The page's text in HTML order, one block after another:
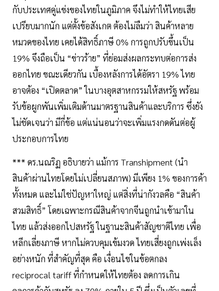
กับประเทศคู่แข่งของไทยในภูมิภาค จึงไม่ทำให้ไทยเสีย
เปรียบมากนัก แต่ตั้งข้อสังเกต ต้องไม่ลืมว่า สินค้าหลาย
หมวดของไทย เคยได้สิทธิ์ภาษี 0% การถูกปรับขึ้นเป็น
19% จึงถือเป็น “ข่าวร้าย” ที่ย่อมส่งผลกระทบต่อการส่ง
ออกไทย ขณะเดียวกัน เบื้องหลังการได้อัตรา 19% ไทย
อาจต้อง “เปิดตลาด” ในบางอุตสาหกรรมให้สหรัฐ พร้อม
รับข้อผูกพันเพิ่มเติมด้านมาตรฐานสินค้าและบริการ ซึ่งยัง
ไม่ชัดเจนว่า มีกี่ข้อ แต่แน่นอนว่าจะเพิ่มแรงกดดันต่อผู้
ประกอบการไทย
*** ดร.นณริฏ อธิบายว่า แม้การ Transhipment (นำ
สินค้าผ่านไทยโดยไม่เปลี่ยนสภาพ) มีเพียง 1% ของการค้า
ทั้งหมด และไม่ใช่ปัญหาใหญ่ แต่สิ่งที่น่ากังวลคือ “สินค้า
สวมสิทธิ์” โดยเฉพาะกรณีสินค้าจากจีนถูกนำเข้ามาใน
ไทย แล้วส่งออกไปสหรัฐ ในฐานะสินค้าสัญชาติไทย เพื่อ
หลีกเลี่ยงภาษี หากไม่ควบคุมเข้มงวด ไทยเสี่ยงถูกเพ่งเล็ง
อย่างหนัก ที่สำคัญที่สุด คือ เงื่อนไขในข้อตกลง
reciprocal tariff ที่กำหนดให้ไทยต้อง ลดการเกิน